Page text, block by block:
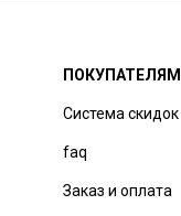
ПОКУПАТЕЛЯМ
Система скидок
faq
Заказ и оплата